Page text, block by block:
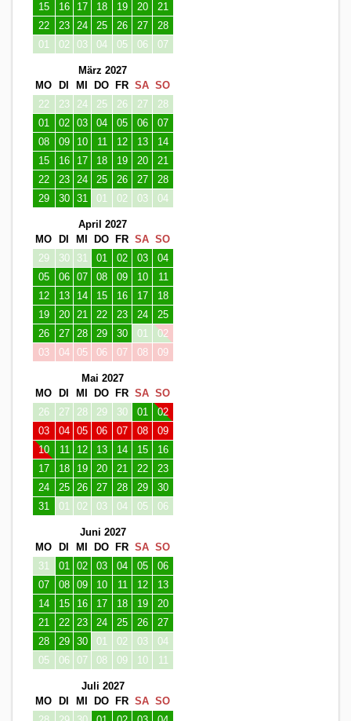
15
16 17 18 19 20
21
22
23 24 25 26 27
28
01
02 03 04 05 06 07
März 2027
MO
DI MI DO FR SA SO
22
23 24 25 26 27
28
01
02 03 04 05 06
07
08
09 10 11 12 13
14
15
16 17 18 19 20
21
22
23 24 25 26 27
28
29
30 31 01 02 03 04
April 2027
MO
DI MI DO FR SA SO
29
30 31 01 02 03
04
05
06 07 08 09 10
11
12
13 14 15 16 17
18
19
20 21 22 23 24
25
26
27 28 29 30 01
02
03
04 05 06 07 08 09
Mai 2027
MO
DI MI DO FR SA SO
26
27 28 29 30 01
02
03
04 05 06 07 08
09
10
11 12 13 14 15
16
17
18 19 20 21 22
23
24
25 26 27 28 29
30
31
01 02 03 04 05 06
Juni 2027
MO
DI MI DO FR SA SO
31
01 02 03 04 05
06
07
08 09 10 11 12
13
14
15 16 17 18 19
20
21
22 23 24 25 26
27
28
29 30 01 02 03
04
05
06 07 08 09 10 11
Juli 2027
MO
DI MI DO FR SA SO